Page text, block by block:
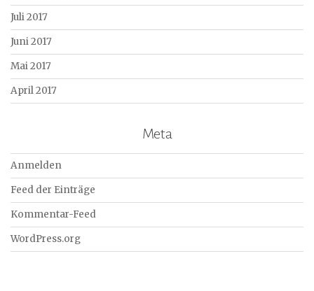
Juli 2017
Juni 2017
Mai 2017
April 2017
Meta
Anmelden
Feed der Einträge
Kommentar-Feed
WordPress.org